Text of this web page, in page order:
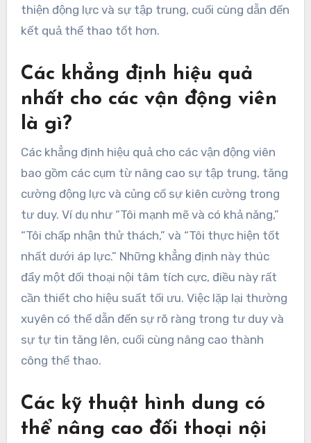
thiện động lực và sự tập trung, cuối cùng dẫn đến
kết quả thể thao tốt hơn.
Các khẳng định hiệu quả
nhất cho các vận động viên
là gì?
Các khẳng định hiệu quả cho các vận động viên
bao gồm các cụm từ nâng cao sự tập trung, tăng
cường động lực và củng cố sự kiên cường trong
tư duy. Ví dụ như “Tôi mạnh mẽ và có khả năng,”
“Tôi chấp nhận thử thách,” và “Tôi thực hiện tốt
nhất dưới áp lực.” Những khẳng định này thúc
đẩy một đối thoại nội tâm tích cực, điều này rất
cần thiết cho hiệu suất tối ưu. Việc lặp lại thường
xuyên có thể dẫn đến sự rõ ràng trong tư duy và
sự tự tin tăng lên, cuối cùng nâng cao thành
công thể thao.
Các kỹ thuật hình dung có
thể nâng cao đối thoại nội